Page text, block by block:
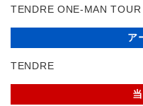
TENDRE ONE-MAN TOUR
ア
TENDRE